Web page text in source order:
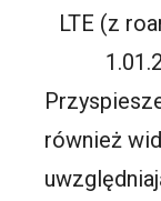
LTE (z
również